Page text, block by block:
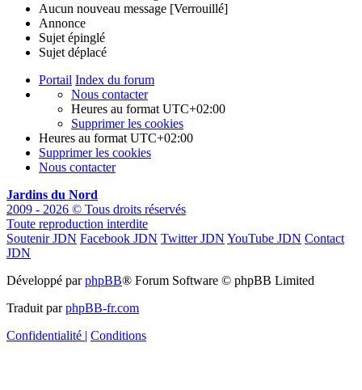
Aucun nouveau message [Verrouillé]
Annonce
Sujet épinglé
Sujet déplacé
Portail Index du forum
Nous contacter
Heures au format UTC+02:00
Supprimer les cookies
Heures au format UTC+02:00
Supprimer les cookies
Nous contacter
Jardins du Nord
2009 - 2026 © Tous droits réservés
Toute reproduction interdite
Soutenir JDN Facebook JDN Twitter JDN YouTube JDN Contact
JDN
Développé parphpBB® Forum Software © phpBB Limited
Traduit parphpBB-fr.com
Confidentialité | Conditions